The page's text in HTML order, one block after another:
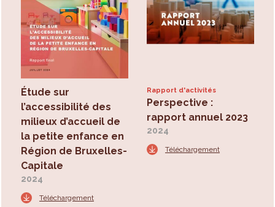
Étude sur
l’accessibilité des
milieux d’accueil de
la petite enfance en
Région de Bruxelles-
Capitale
2024
Téléchargement
Rapport d'activités
Perspective :
rapport annuel 2023
2024
Téléchargement